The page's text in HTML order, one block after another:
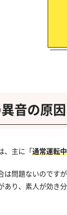
音の原
、主に「通常運転
は問題ないのです
あり、素人が効き